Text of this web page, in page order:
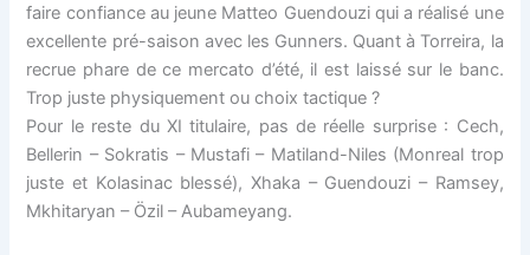
faire confiance au jeune Matteo Guendouzi qui a réalisé une
excellente pré-saison avec les Gunners. Quant à Torreira, la
recrue phare de ce mercato d’été, il est laissé sur le banc.
Trop juste physiquement ou choix tactique ?
Pour le reste du XI titulaire, pas de réelle surprise : Cech,
Bellerin – Sokratis – Mustafi – Matiland-Niles (Monreal trop
juste et Kolasinac blessé), Xhaka – Guendouzi – Ramsey,
Mkhitaryan – Özil – Aubameyang.